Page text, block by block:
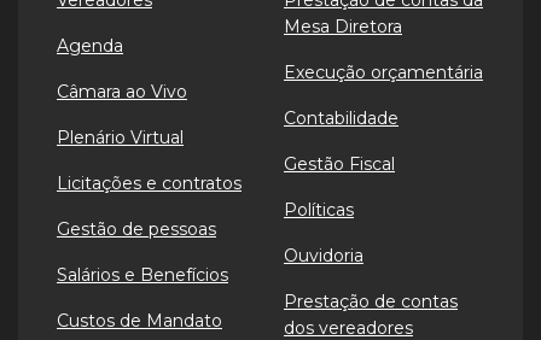
Agenda
Câmara ao Vivo
Plenário Virtual
Licitações e contratos
Gestão de pessoas
Salários e Benefícios
Custos de Mandato
Mesa Diretora
Execução orçamentária
Contabilidade
Gestão Fiscal
Políticas
Ouvidoria
Prestação de contas
dos vereadores